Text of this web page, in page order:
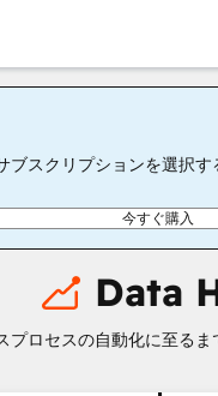
スクリプションを選択
今すぐ購入
Data
ロセスの自動化に至るま